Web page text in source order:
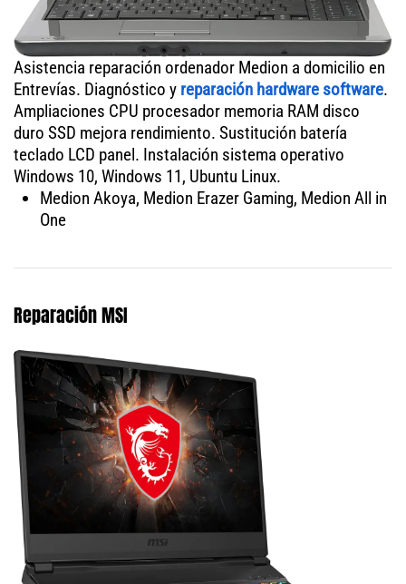
Asistencia reparación ordenador Medion a domicilio en
Entrevías. Diagnóstico y reparación hardware software.
Ampliaciones CPU procesador memoria RAM disco
duro SSD mejora rendimiento. Sustitución batería
teclado LCD panel. Instalación sistema operativo
Windows 10, Windows 11, Ubuntu Linux.
Medion Akoya, Medion Erazer Gaming, Medion All in
One
Reparación MSI